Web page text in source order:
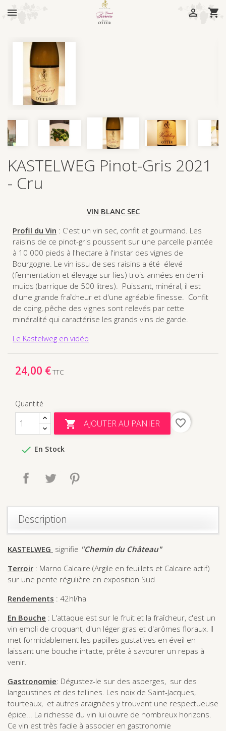
 

KASTELWEG Pinot-Gris 2021
- Cru
VIN BLANC SEC
Profil du Vin : C'est un vin sec, confit et gourmand. Les
raisins de ce pinot-gris poussent sur une parcelle plantée
à 10 000 pieds à l'hectare à l'instar des vignes de
Bourgogne. Le vin issu de ses raisins a été élevé
(fermentation et élevage sur lies) trois années en demi-
muids (barrique de 500 litres). Puissant, minéral, il est
d'une grande fraîcheur et d'une agréable finesse. Confit
de coing, pêche des vignes sont relevés par cette
minéralité qui caractérise les grands vins de garde.
Le Kastelweg en vidéo
24,00 €TTC
Quantité
 AJOUTER AU PANIER favorite_border
 En Stock
Partager Tweet
Description
KASTELWEG signifie "Chemin du Château"
Terroir : Marno Calcaire (Argile en feuillets et Calcaire actif)
sur une pente régulière en exposition Sud
Rendements : 42hl/ha
En Bouche : L'attaque est sur le fruit et la fraîcheur, c'est un
vin empli de croquant, d'un léger gras et d'arômes floraux. Il
met formidablement les papilles gustatives en éveil en
laissant une bouche intacte, prête à savourer un repas à
venir.
Gastronomie: Dégustez-le sur des asperges, sur des
langoustines et des tellines. Les noix de Saint-Jacques,
tourteaux, et autres araignées y trouvent une respectueuse
épice... La richesse du vin lui ouvre de nombreux horizons.
Ce vin est très facile à associer en gastronomie